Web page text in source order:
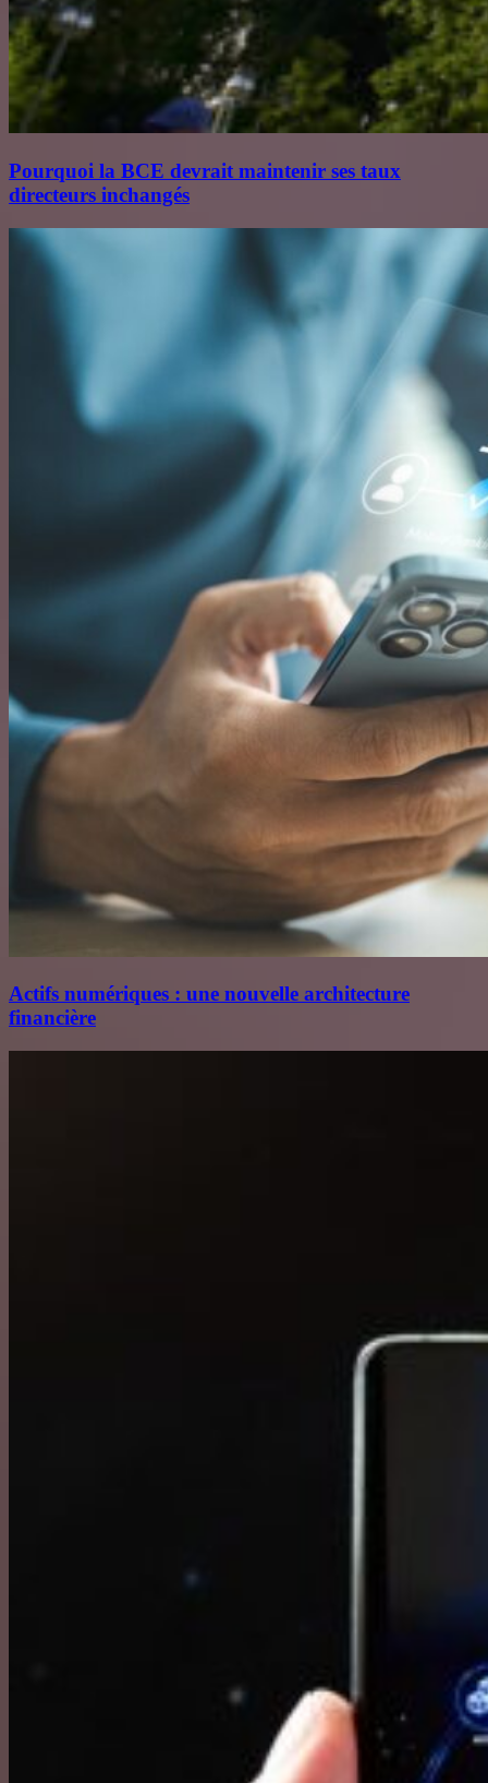
Pourquoi la BCE devrait maintenir ses taux
directeurs inchangés
Actifs numériques : une nouvelle architecture
financière